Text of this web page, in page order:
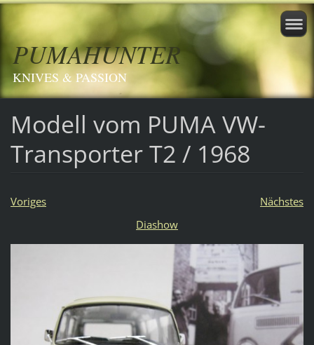
PUMAHUNTER
KNIVES & PASSION
Modell vom PUMA VW-
Transporter T2 / 1968
Voriges
Nächstes
Diashow